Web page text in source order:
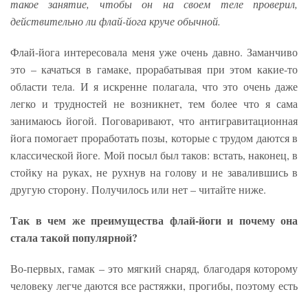
такое занятие, чтобы он на своем теле проверил,
действительно ли флай-йога круче обычной.
Флай-йога интересовала меня уже очень давно. Заманчиво
это – качаться в гамаке, прорабатывая при этом какие-то
области тела. И я искренне полагала, что это очень даже
легко и трудностей не возникнет, тем более что я сама
занимаюсь йогой. Поговаривают, что антигравитационная
йога помогает проработать позы, которые с трудом даются в
классической йоге. Мой посыл был таков: встать, наконец, в
стойку на руках, не рухнув на голову и не завалившись в
другую сторону. Получилось или нет – читайте ниже.
Так в чем же преимущества флай-йоги и почему она
стала такой популярной?
Во-первых, гамак – это мягкий снаряд, благодаря которому
человеку легче даются все растяжки, прогибы, поэтому есть